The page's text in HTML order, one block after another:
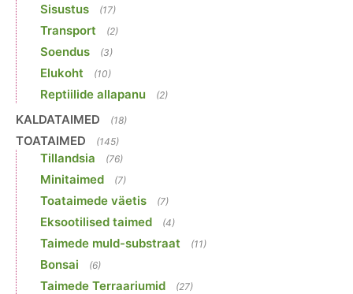
Sisustus (17)
Transport (2)
Soendus (3)
Elukoht (10)
Reptiilide allapanu (2)
KALDATAIMED (18)
TOATAIMED (145)
Tillandsia (76)
Minitaimed (7)
Toataimede väetis (7)
Eksootilised taimed (4)
Taimede muld-substraat (11)
Bonsai (6)
Taimede Terraariumid (27)